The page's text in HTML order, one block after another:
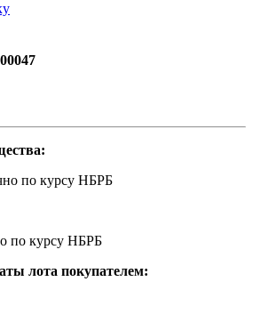
по курсу НБРБ
по курсу НБРБ
лота покупателем: